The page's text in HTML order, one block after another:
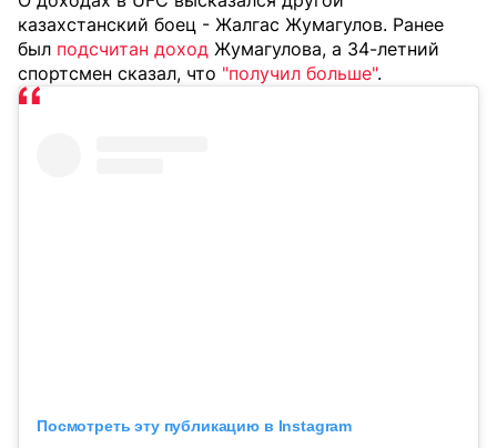
казахстанский боец - Жалгас Жумагулов. Ранее
был подсчитан доход Жумагулова, а 34-летний
спортсмен сказал, что "получил больше".
Посмотреть эту публикацию в Instagram